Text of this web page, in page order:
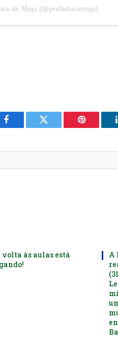
de Moju (@prefeituramoju)
Facebook Twitter Pinterest
volta às aulas está
A